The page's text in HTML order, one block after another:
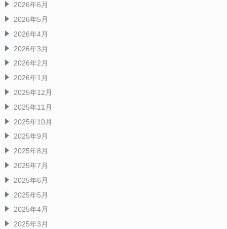
2026年6月
2026年5月
2026年4月
2026年3月
2026年2月
2026年1月
2025年12月
2025年11月
2025年10月
2025年9月
2025年8月
2025年7月
2025年6月
2025年5月
2025年4月
2025年3月